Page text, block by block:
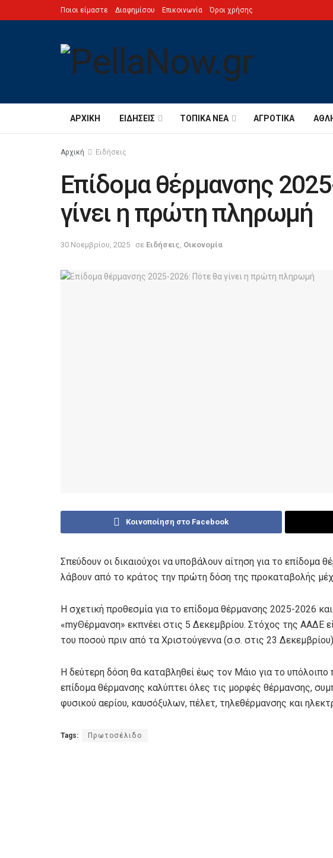
Ποιοι είμαστε Διαφημίσου Επικοινωνία Όροι χρήσης
ΑΡΧΙΚΉ ΕΙΔΉΣΕΙΣ ΤΟΠΙΚΆ ΝΈΑ ΑΓΡΟΤΙΚΆ
Αρχική Ειδήσεις
Επίδομα θέρμανσης
γίνει η πρώτη πληρωμή
30 Νοεμβρίου, 2025 σε Ειδήσεις Οικονομία
Κοινοποίηση στο Facebook
Σπεύδουν οι δικαιούχοι να υποβάλουν αίτηση για το επίδομα
λάβουν από το κράτος την πρώτη δόση της προκαταβολής
Η σχετική προθεσμία για το επίδομα θέρμανσης 2025-2026
«myΘέρμανση» εκπνέει στις 5 Δεκεμβρίου. Στόχος της ΑΑΔΕ
του ποσού πριν από τα Χριστούγεννα (σ.σ. στις 23
Η δεύτερη δόση θα καταβληθεί έως τον Μάιο για το υπόλοιπο
επίδομα θέρμανσης καλύπτει όλες τις μορφές θέρμανσης,
φυσικού αερίου, καυσόξυλων, πέλετ, τηλεθέρμανσης και
Tags: Πρωτοσέλιδο